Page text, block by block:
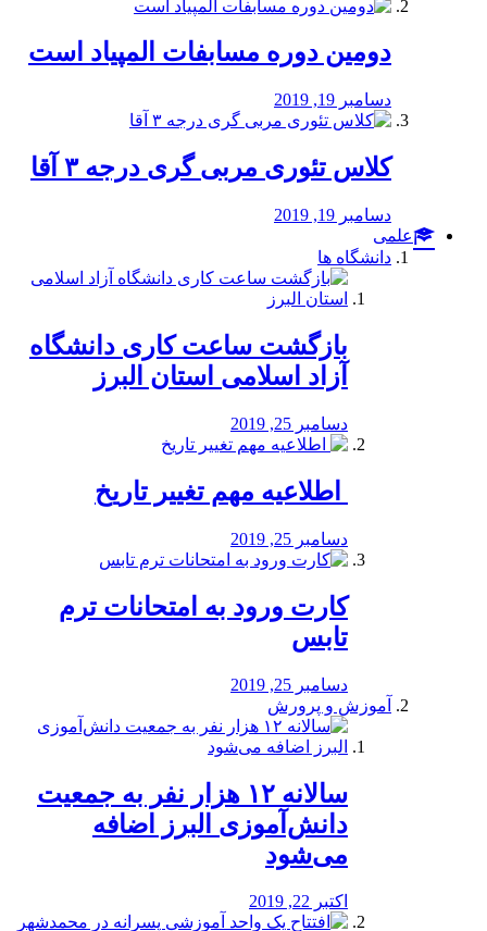
دومین دوره مسابفات المپیاد است
دسامبر 19, 2019
کلاس تئوری مربی گری درجه ۳ آقا
دسامبر 19, 2019
علمی
دانشگاه ها
بازگشت ساعت کاری دانشگاه
آزاد اسلامی استان البرز
دسامبر 25, 2019
️ اطلاعیه مهم تغییر تاریخ
دسامبر 25, 2019
کارت ورود به امتحانات ترم
تابس
دسامبر 25, 2019
آموزش و پرورش
️سالانه ۱۲ هزار نفر به جمعیت
دانش‌آموزی البرز اضافه
می‌شود
اکتبر 22, 2019